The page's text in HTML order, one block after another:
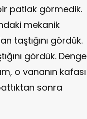
patlak görmedik.
mekanik
taştığını gördük.
gördük. Denge
o vananın kafası
sonra